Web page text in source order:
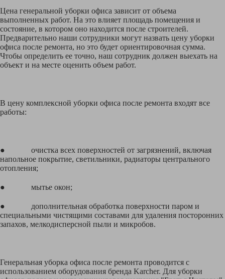
Цена генеральной уборки офиса зависит от объема
выполненных работ. На это влияет площадь помещения и
состояние, в котором оно находится после строителей.
Предварительно наши сотрудники могут назвать цену уборки
офиса после ремонта, но это будет ориентировочная сумма.
Чтобы определить ее точно, наш сотрудник должен выехать на
объект и на месте оценить объем работ.
В цену комплексной уборки офиса после ремонта входят все
работы:
● очистка всех поверхностей от загрязнений, включая
напольное покрытие, светильники, радиаторы центрального
отопления;
● мытье окон;
● дополнительная обработка поверхности паром и
специальными чистящими составами для удаления посторонних
запахов, мелкодисперсной пыли и микробов.
Генеральная уборка офиса после ремонта проводится с
использованием оборудования бренда Karcher. Для уборки